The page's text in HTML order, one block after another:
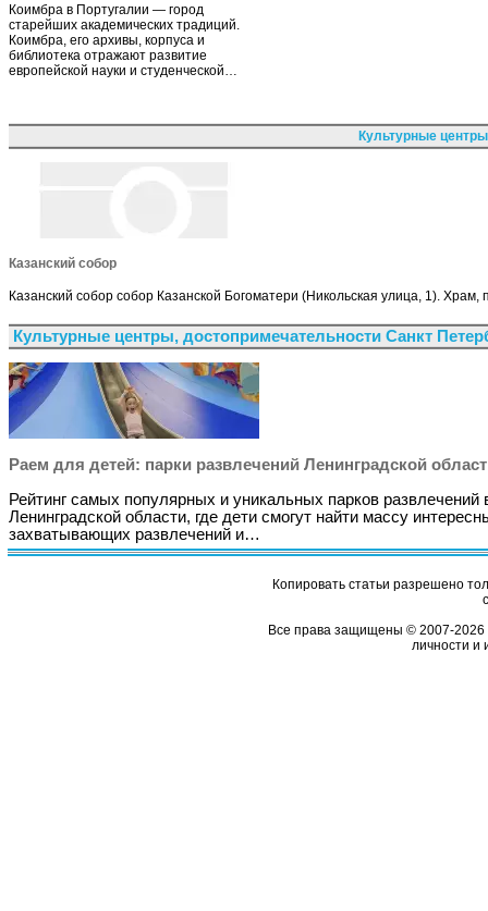
Коимбра в Португалии — город
старейших академических традиций.
Коимбра, его архивы, корпуса и
библиотека отражают развитие
европейской науки и студенческой…
Культурные
Казанский собор
Казанский собор собор Казанской Богоматери (Никольская улица, 1).
Культурные центры, достопримечательности Санкт
Раем для детей: парки развлечений Ленинградской
Рейтинг самых популярных и уникальных парков развлечений
Ленинградской области, где дети смогут найти массу
захватывающих развлечений и…
Копировать статьи разрешено
Все права защищены © 2007-2026
личности и